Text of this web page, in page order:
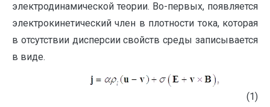
электродинамической теории. Во-первых, появляется
электрокинетический член в плотности тока, которая
в отсутствии дисперсии свойств среды записывается
в виде.
(1)